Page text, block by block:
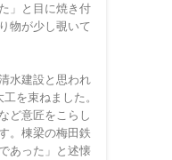
」と目に焼き付
物が少し覗いて
水建設と思われ
を束ねました。
ど意匠をこらし
。棟梁の梅田鉄
あった」と述懐